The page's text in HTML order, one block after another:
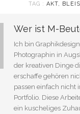
TAG : AKT,
Wer ist M-
Ich bin
Photographin in
der kreativen Dinge
erschaffe gehören
passen einfach nicht
Portfolio. Diese
ein kuscheliges